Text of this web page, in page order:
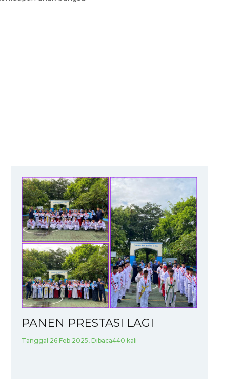
PANEN PRESTASI LAGI
Tanggal 26 Feb 2025, Dibaca440 kali